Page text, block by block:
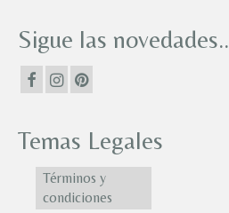
Sigue las novedades..
Temas Legales
Términos y
condiciones